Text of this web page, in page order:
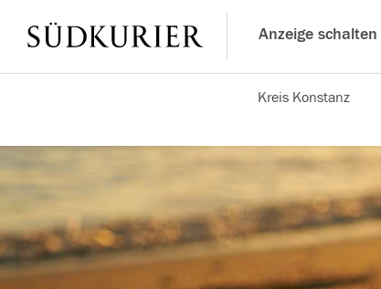
Anzeige schalten
Kreis Konstanz